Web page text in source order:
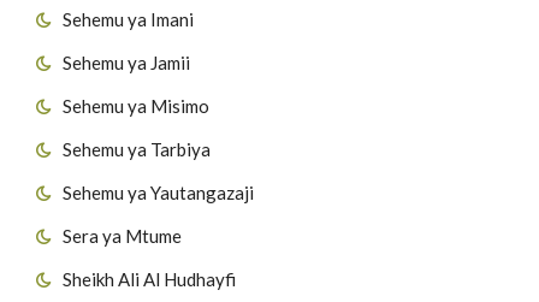
Sehemu ya Imani
Sehemu ya Jamii
Sehemu ya Misimo
Sehemu ya Tarbiya
Sehemu ya Yautangazaji
Sera ya Mtume
Sheikh Ali Al Hudhayfi